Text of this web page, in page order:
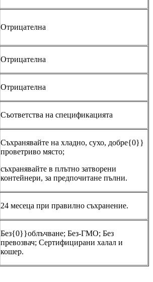
Отрицателна
Отрицателна
Отрицателна
Съответства на спецификацията
Съхранявайте на хладно, сухо, добре{0}}
проветриво място;
съхранявайте в плътно затворени
контейнери, за предпочитане пълни.
24 месеца при правилно съхранение.
Без{0}}облъчване; Без-ГМО; Без
превозвач; Сертифицирани халал и
кошер.